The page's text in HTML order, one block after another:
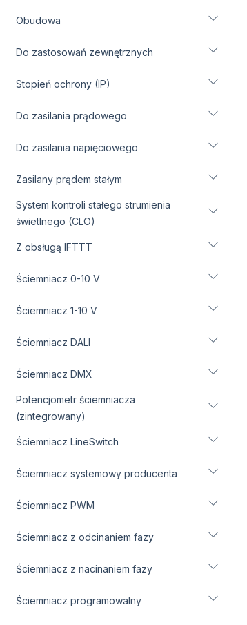
Other (77)
Obudowa
Do zastosowań zewnętrznych
Stopień ochrony (IP)
Do zasilania prądowego
Do zasilania napięciowego
Zasilany prądem stałym
System kontroli stałego strumienia
świetlnego (CLO)
Z obsługą IFTTT
Ściemniacz 0-10 V
Ściemniacz 1-10 V
Ściemniacz DALI
Ściemniacz DMX
Potencjometr ściemniacza
(zintegrowany)
Ściemniacz LineSwitch
Ściemniacz systemowy producenta
Ściemniacz PWM
Ściemniacz z odcinaniem fazy
Ściemniacz z nacinaniem fazy
Ściemniacz programowalny